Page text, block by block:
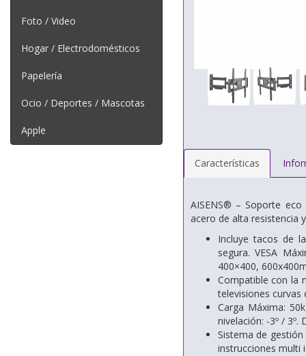
Foto / Video
Hogar / Electrodomésticos
Papelería
Ocio / Deportes / Mascotas
Apple
Características
AISENS® – Soporte eco
acero de alta resistencia
Incluye tacos de
segura. VESA
400×400,
Compatible con la
televisiones curvas
Carga Máxima:
nivelación: -3º /
Sistema de
instrucciones multi